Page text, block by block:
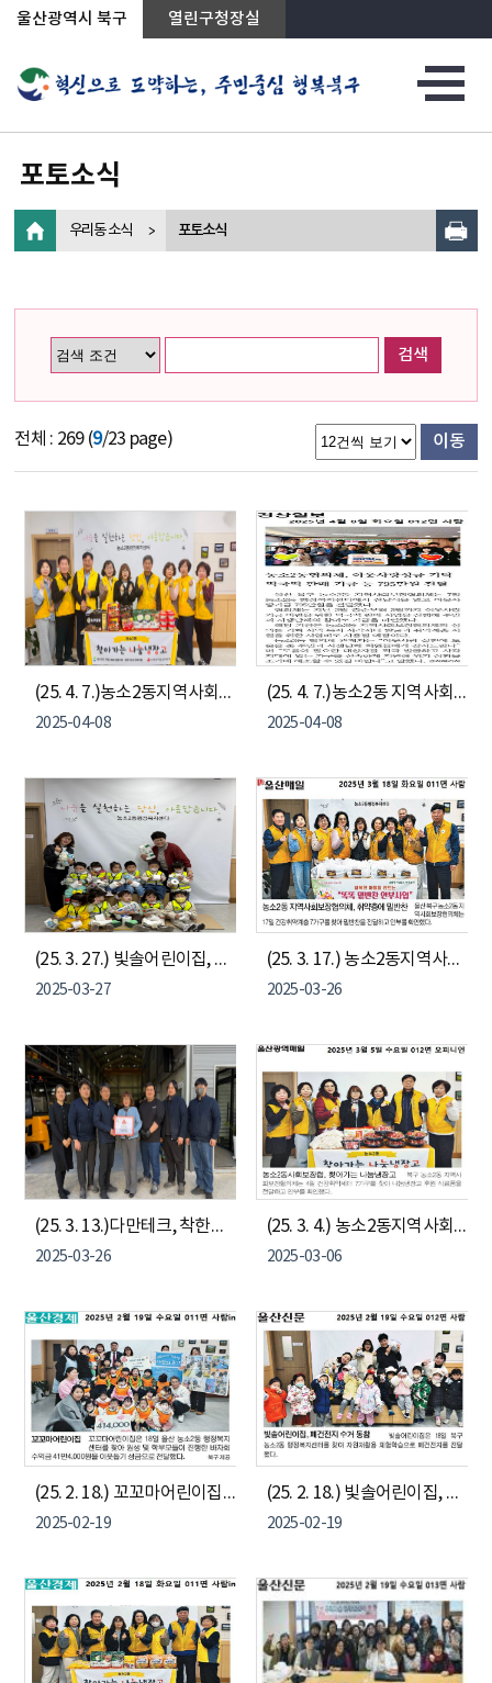
상단메뉴로 바로가기
전체메뉴로 바로가기
왼쪽메뉴로 바로가기
본문으로 바로가기
울산광역시 북구 열린구청장실
포토소식
우리동 소식 포토소식
검색
전체 : 269 (9/23 page) 이동
(25. 4. 7.)농소2동지역사회보장협의체 "찾아가는 나눔냉장고"
2025-04-08
(25. 4. 7.)농소2동 지역사회보장협의체, 이웃사랑기금 전달
2025-04-08
(25. 3. 27.) 빛솔어린이집, 우유팩 휴지 교환 동참
2025-03-27
(25. 3. 17.) 농소2동지역사회보장협의체, 똑똑 밑반찬 안부사업
2025-03-26
(25. 3. 13.)다만테크, 착한기업 현판 전달
2025-03-26
(25. 3. 4.) 농소2동지역사회보장협의체 "찾아가는 나눔냉장고"
2025-03-06
(25. 2. 18.) 꼬꼬마어린이집 - 이웃돕기 성금 기부
2025-02-19
(25. 2. 18.) 빛솔어린이집, 폐건전지 수거 동참
2025-02-19